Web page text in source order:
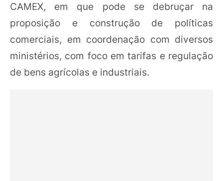
CAMEX, em que pode se debruçar na
proposição e construção de políticas
comerciais, em coordenação com diversos
ministérios, com foco em tarifas e regulação
de bens agrícolas e industriais.